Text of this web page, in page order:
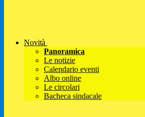
Novità
Panoramica
Le notizie
Calendario eventi
Albo online
Le circolari
Bacheca sindacale